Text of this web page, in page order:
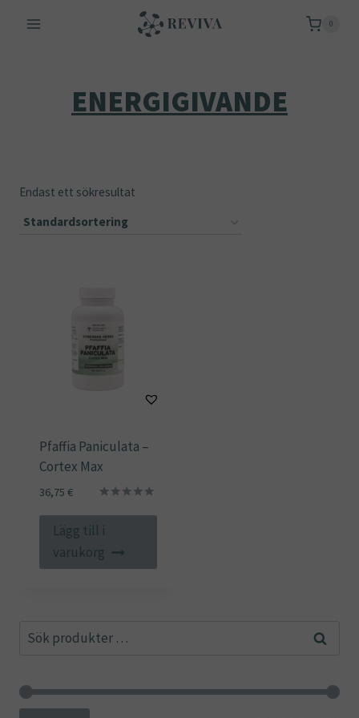
0
ENERGIGIVANDE
Endast ett sökresultat
Pfaffia Paniculata –
Cortex Max
av 5
36,75 €
Lägg till i
varukorg
Sök
Sök